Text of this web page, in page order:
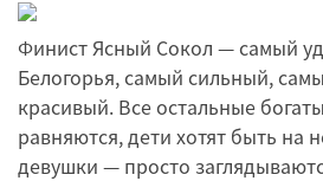
Финист Ясный Сокол — самый
Белогорья, самый сильный,
красивый. Все остальные
равняются, дети хотят быть на
девушки — просто